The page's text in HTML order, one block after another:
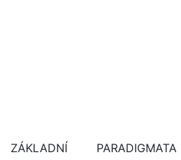
ZÁKLADNÍ